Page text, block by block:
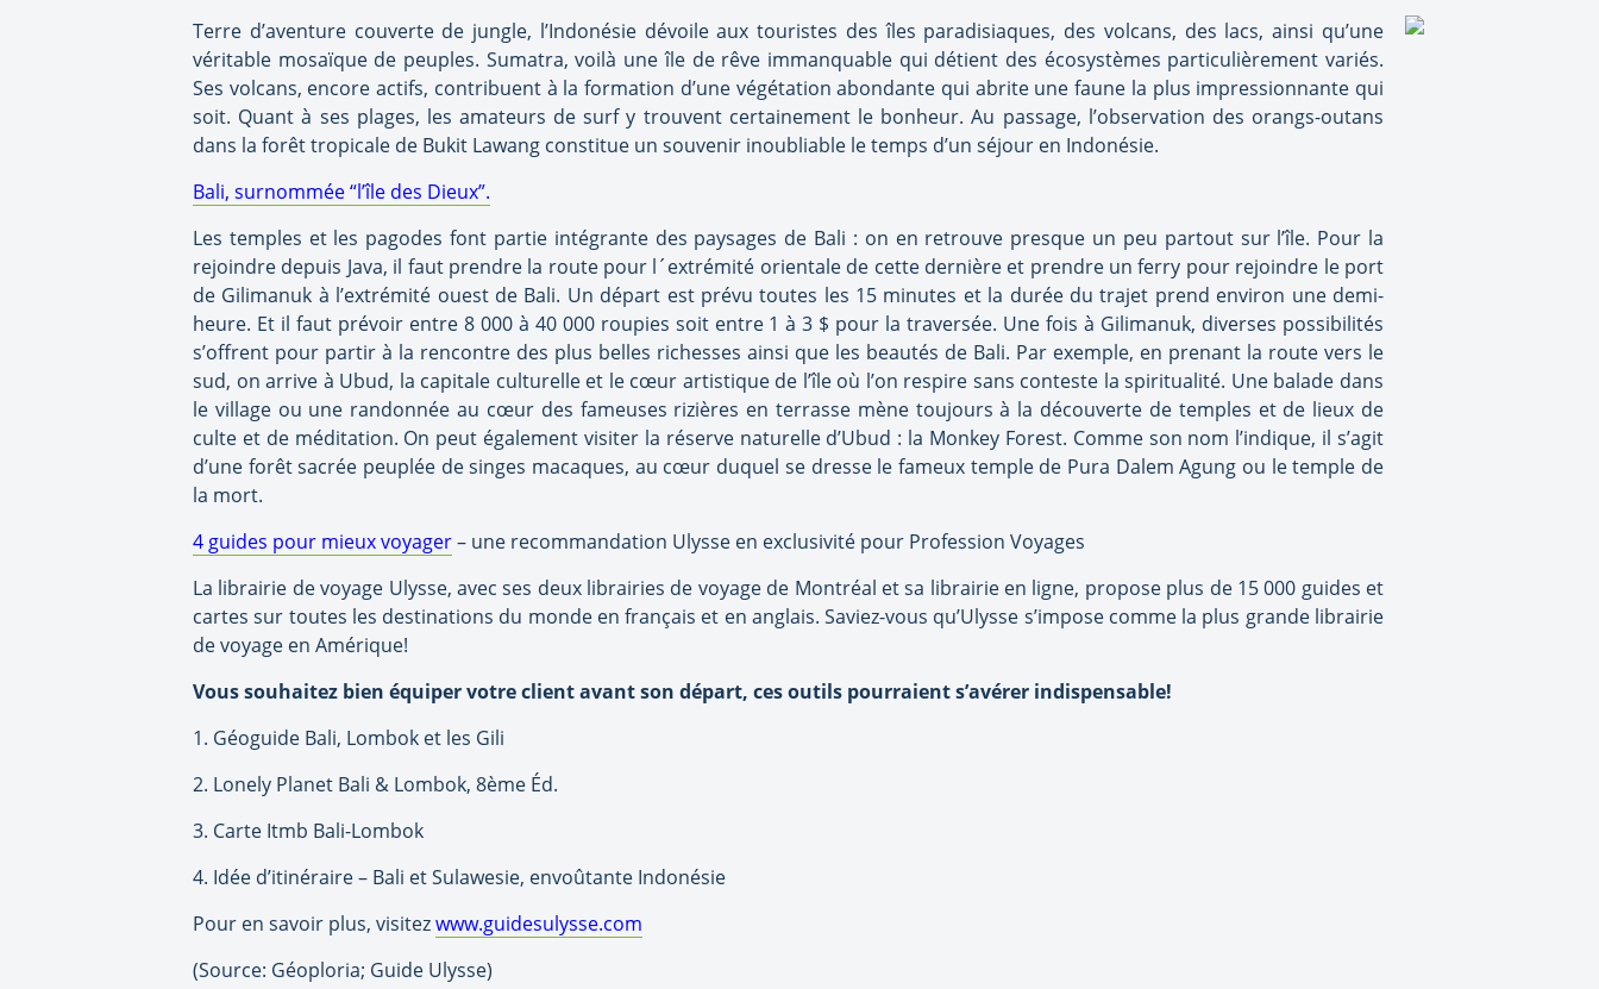
Terre d’aventure couverte de jungle, l’Indonésie dévoile aux touristes des îles paradisiaques, des volcans, des lacs, ainsi qu’une
véritable mosaïque de peuples. Sumatra, voilà une île de rêve immanquable qui détient des écosystèmes particulièrement variés.
Ses volcans, encore actifs, contribuent à la formation d’une végétation abondante qui abrite une faune la plus impressionnante qui
soit. Quant à ses plages, les amateurs de surf y trouvent certainement le bonheur. Au passage, l’observation des orangs-outans
dans la forêt tropicale de Bukit Lawang constitue un souvenir inoubliable le temps d’un séjour en Indonésie.
Bali, surnommée “l’île des Dieux”.
Les temples et les pagodes font partie intégrante des paysages de Bali : on en retrouve presque un peu partout sur l’île. Pour la
rejoindre depuis Java, il faut prendre la route pour l´extrémité orientale de cette dernière et prendre un ferry pour rejoindre le port
de Gilimanuk à l’extrémité ouest de Bali. Un départ est prévu toutes les 15 minutes et la durée du trajet prend environ une demi-
heure. Et il faut prévoir entre 8 000 à 40 000 roupies soit entre 1 à 3 $ pour la traversée. Une fois à Gilimanuk, diverses possibilités
s’offrent pour partir à la rencontre des plus belles richesses ainsi que les beautés de Bali. Par exemple, en prenant la route vers le
sud, on arrive à Ubud, la capitale culturelle et le cœur artistique de l’île où l’on respire sans conteste la spiritualité. Une balade dans
le village ou une randonnée au cœur des fameuses rizières en terrasse mène toujours à la découverte de temples et de lieux de
culte et de méditation. On peut également visiter la réserve naturelle d’Ubud : la Monkey Forest. Comme son nom l’indique, il s’agit
d’une forêt sacrée peuplée de singes macaques, au cœur duquel se dresse le fameux temple de Pura Dalem Agung ou le temple de
la mort.
4 guides pour mieux voyager– une recommandation Ulysse en exclusivité pour Profession Voyages
La librairie de voyage Ulysse, avec ses deux librairies de voyage de Montréal et sa librairie en ligne, propose plus de 15 000 guides et
cartes sur toutes les destinations du monde en français et en anglais. Saviez-vous qu’Ulysse s’impose comme la plus grande librairie
de voyage en Amérique!
Vous souhaitez bien équiper votre client avant son départ, ces outils pourraient s’avérer indispensable!
1. Géoguide Bali, Lombok et les Gili
2. Lonely Planet Bali & Lombok, 8ème Éd.
3. Carte Itmb Bali-Lombok
4. Idée d’itinéraire – Bali et Sulawesie, envoûtante Indonésie
Pour en savoir plus, visitezwww.guidesulysse.com
(Source: Géoploria; Guide Ulysse)